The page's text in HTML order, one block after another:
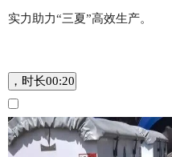
实力助力“三夏”高效生产。
，时长00:20